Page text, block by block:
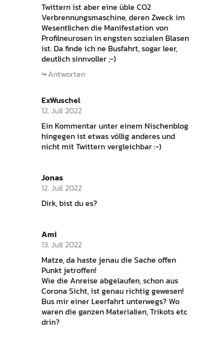
Twittern ist aber eine üble CO2
Verbrennungsmaschine, deren Zweck im
Wesentlichen die Manifestation von
Profilneurosen in engsten sozialen Blasen
ist. Da finde ich ne Busfahrt, sogar leer,
deutlich sinnvoller ;-)
Antworten
ExWuschel
12. Juli 2022
Ein Kommentar unter einem Nischenblog
hingegen ist etwas völlig anderes und
nicht mit Twittern vergleichbar :-)
Jonas
12. Juli 2022
Dirk, bist du es?
Ami
13. Juli 2022
Matze, da haste jenau die Sache offen
Punkt jetroffen!
Wie die Anreise abgelaufen, schon aus
Corona Sicht, ist genau richtig gewesen!
Bus mir einer Leerfahrt unterwegs? Wo
waren die ganzen Materialien, Trikots etc
drin?